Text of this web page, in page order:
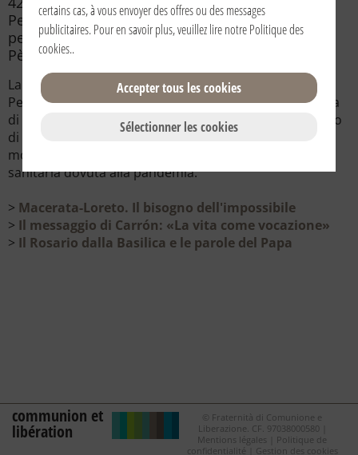
Peregrinación a pie de Macerata a Loreto - 42°
peregrinação a pé Macerata-Loreto - 42e
Pèlerinage à pieds de Macerata à Lorette
La quarantaduesima edizione dello storico
Pellegrinaggio Macerata-Loreto si svolgerà sotto forma
di una veglia, la sera del 13 giugno alle 21, nel Santuario
di Loreto, e si potrà seguire in diretta su TV2000: una
modalità nuova, nata dai limiti imposti dall’emergenza
sanitaria dovuta alla pandemia.
> Macerata-Loreto. Il bisogno dell'impossibile
> Il messaggio di Carrón: «La vita come vocazione»
> Il Rosario dalla Basilica e le parole del Papa
communion et
libération
© Fraternità di Comunione e
Liberazione. CF. 97038000580 |
Mentions légales
Politique de
confidentialité
Gestion des cookies
certains cas, à vous envoyer des offres ou des messages
publicitaires. Pour en savoir plus, veuillez lire notrePolitique des
cookies..
Sélectionner les cookies
Accepter tous les cookies